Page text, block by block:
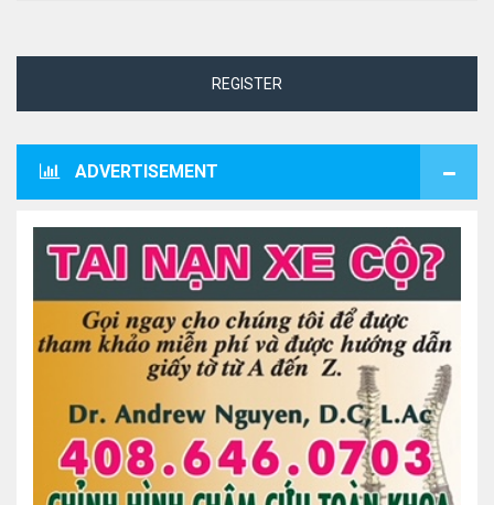
REGISTER
ADVERTISEMENT